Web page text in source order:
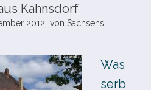
Kahnsdorf
2012 von Sachsens
Was
serb